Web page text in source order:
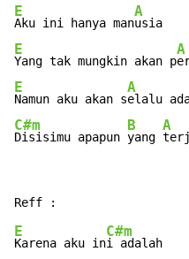
E
Aku ini hanya man
A
E
Yang tak mungkin akan p
A
E
Namun aku akan s
A
C#m
Disisimu apapun
B
yang
A
E
Karena aku in
C#m